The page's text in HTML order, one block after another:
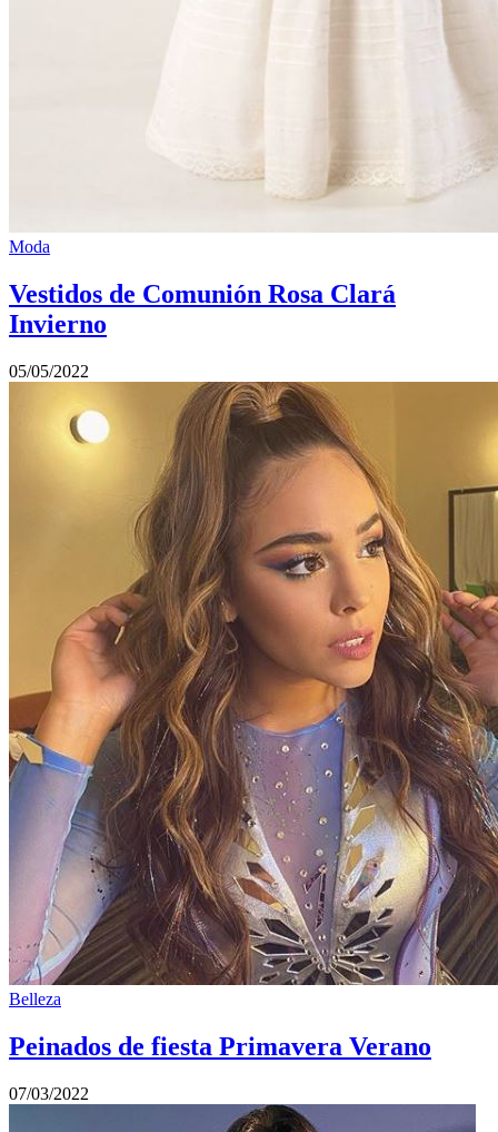
Moda
Vestidos de Comunión Rosa Clará
Invierno
05/05/2022
Belleza
Peinados de fiesta Primavera Verano
07/03/2022